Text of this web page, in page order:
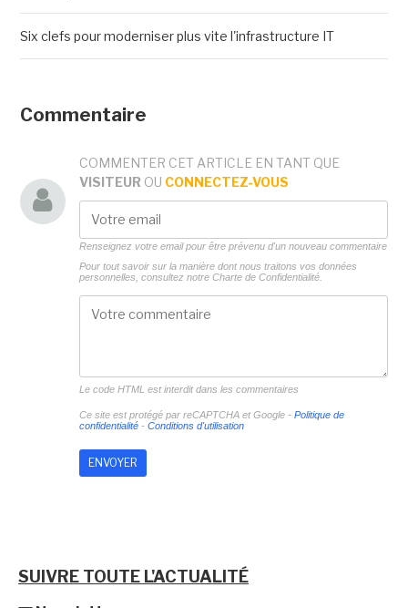
Six clefs pour moderniser plus vite l'infrastructure IT
Commentaire
COMMENTER CET ARTICLE EN TANT QUE
VISITEUR OU CONNECTEZ-VOUS
Renseignez votre email pour être prévenu d'un nouveau commentaire
Pour tout savoir sur la manière dont nous traitons vos données
personnelles, consultez notre Charte de Confidentialité.
Le code HTML est interdit dans les commentaires
Ce site est protégé par reCAPTCHA et Google - Politique de
confidentialité- Conditions d'utilisation
SUIVRE TOUTE L'ACTUALITÉ